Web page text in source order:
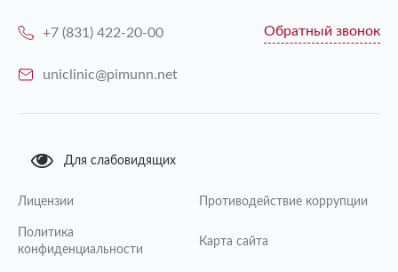
+7 (831) 422-20-00 Обратный звонок
uniclinic@pimunn.net
Для слабовидящих
Лицензии Противодействие коррупции
Политика
конфиденциальности
Карта сайта